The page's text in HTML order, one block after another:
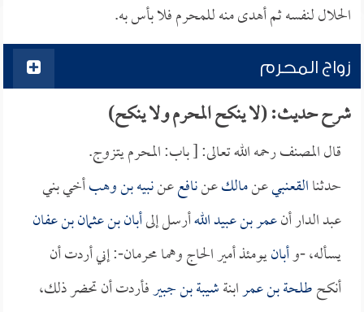
الحلال لنفسه ثم أهدى منه للمحرم فلا بأس به.
زواج المحرم
شرح حديث: (لا ينكح المحرم ولا ينكح)
قال المصنف رحمه الله تعالى: [ باب: المحرم يتزوج.
حدثناالقعنبيعنمالكعننافععننبيه بن وهبأخي بني
عبد الدار أنعمر بن عبيد اللهأرسل إلىأبان بن عثمان بن عفان
يسأله، -وأبانيومئذ أمير الحاج وهما محرمان-: إني أردت أن
أنكحطلحة بن عمرابنةشيبة بن جبيرفأردت أن تحضر ذلك،